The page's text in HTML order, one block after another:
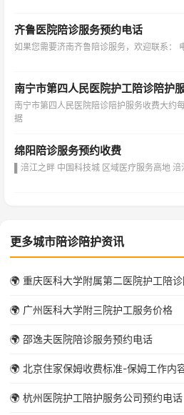
齐鲁医院陪诊服务预约电话
如
南宁市第四人民医院护工陪诊陪护
南宁市第四人民医院陪诊陪护服务收费大约
据
绵阳陪诊服务预约收费
▌涪江之畔 中国科技城 区域医疗服务高地
更多城市陪诊陪护资讯
🌍 重庆医科大学附属第二医院护工陪
🌍 广州医科大学附三院护工服务价格
🌍 邵逸夫医院陪诊服务预约电话
🌍 北京住家保姆收费标准-保姆工作内
🌍 杭州医院护工陪护服务公司预约电话